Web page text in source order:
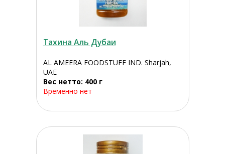
Тахина Аль Дубаи
AL AMEERA FOODSTUFF IND. Sharjah,
UAE
Вес нетто: 400 г
Временно нет